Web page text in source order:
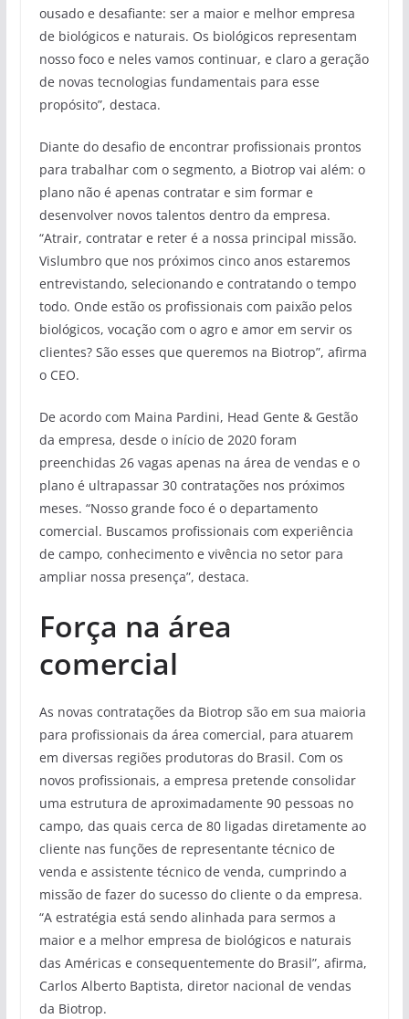
ousado e desafiante: ser a maior e melhor empresa
de biológicos e naturais. Os biológicos representam
nosso foco e neles vamos continuar, e claro a geração
de novas tecnologias fundamentais para esse
propósito”, destaca.
Diante do desafio de encontrar profissionais prontos
para trabalhar com o segmento, a Biotrop vai além: o
plano não é apenas contratar e sim formar e
desenvolver novos talentos dentro da empresa.
“Atrair, contratar e reter é a nossa principal missão.
Vislumbro que nos próximos cinco anos estaremos
entrevistando, selecionando e contratando o tempo
todo. Onde estão os profissionais com paixão pelos
biológicos, vocação com o agro e amor em servir os
clientes? São esses que queremos na Biotrop”, afirma
o CEO.
De acordo com Maina Pardini, Head Gente & Gestão
da empresa, desde o início de 2020 foram
preenchidas 26 vagas apenas na área de vendas e o
plano é ultrapassar 30 contratações nos próximos
meses. “Nosso grande foco é o departamento
comercial. Buscamos profissionais com experiência
de campo, conhecimento e vivência no setor para
ampliar nossa presença”, destaca.
Força na área
comercial
As novas contratações da Biotrop são em sua maioria
para profissionais da área comercial, para atuarem
em diversas regiões produtoras do Brasil. Com os
novos profissionais, a empresa pretende consolidar
uma estrutura de aproximadamente 90 pessoas no
campo, das quais cerca de 80 ligadas diretamente ao
cliente nas funções de representante técnico de
venda e assistente técnico de venda, cumprindo a
missão de fazer do sucesso do cliente o da empresa.
“A estratégia está sendo alinhada para sermos a
maior e a melhor empresa de biológicos e naturais
das Américas e consequentemente do Brasil”, afirma,
Carlos Alberto Baptista, diretor nacional de vendas
da Biotrop.